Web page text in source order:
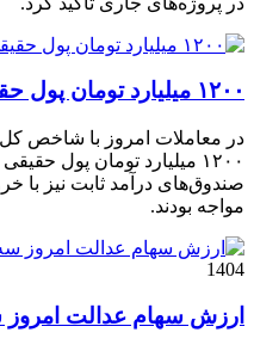
۱۲۰۰ میلیارد تومان پول حقیقی وارد بازار سهام شد
۱۲۰۰ میلیارد تومان پول
مواجه بودند.
1404
ارزش سهام عدالت امروز سه‌شنبه ۱۵